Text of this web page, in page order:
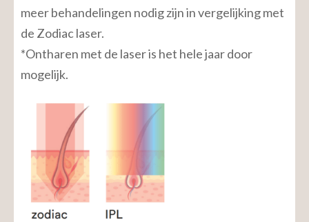
meer behandelingen nodig zijn in vergelijking met
de Zodiac laser.
*Ontharen met de laser is het hele jaar door
mogelijk.